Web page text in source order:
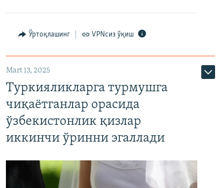
Ўртоқлашинг VPNсиз ўқиш
Mart 13, 2025
Туркияликларга турмушга
чиқаётганлар орасида
ўзбекистонлик қизлар
иккинчи ўринни эгаллади